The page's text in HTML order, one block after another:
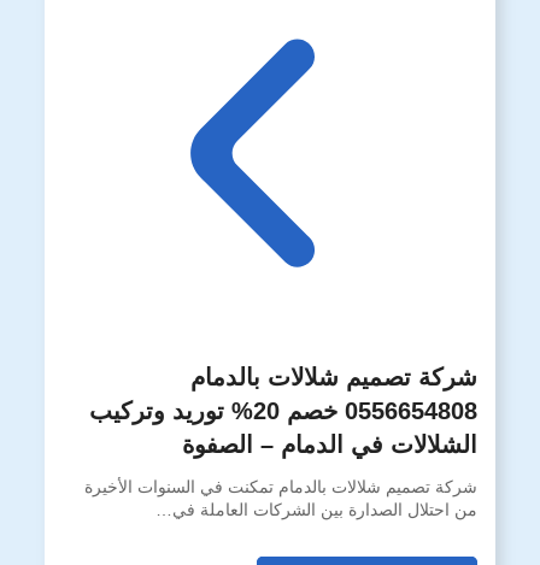
شركة تصميم شلالات بالدمام
0556654808 خصم 20% توريد وتركيب
الشلالات في الدمام – الصفوة
شركة تصميم شلالات بالدمام تمكنت في السنوات الأخيرة
من احتلال الصدارة بين الشركات العاملة في…